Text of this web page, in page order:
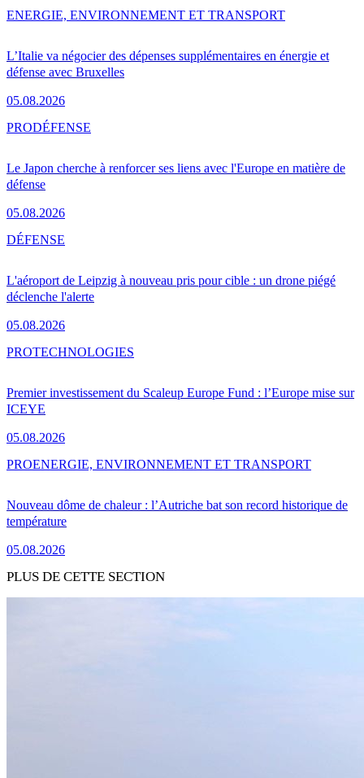
L’Italie va négocier des dépenses supplémentaires en énergie et
défense avec Bruxelles
05.08.2026
ENERGIE, ENVIRONNEMENT ET TRANSPORT
Le Japon cherche à renforcer ses liens avec l'Europe en matière de
défense
05.08.2026
PRODÉFENSE
L'aéroport de Leipzig à nouveau pris pour cible : un drone piégé
déclenche l'alerte
05.08.2026
DÉFENSE
Premier investissement du Scaleup Europe Fund : l’Europe mise sur
ICEYE
05.08.2026
PROTECHNOLOGIES
Nouveau dôme de chaleur : l’Autriche bat son record historique de
température
05.08.2026
PROENERGIE, ENVIRONNEMENT ET TRANSPORT
PLUS DE CETTE SECTION